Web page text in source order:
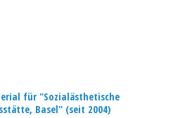
für "Sozialästhetische
Basel" (seit 2004)